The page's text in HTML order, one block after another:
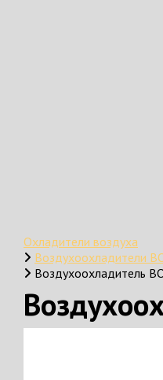
Охладители воздуха
Воздухоохладители
Воздухоохладитель